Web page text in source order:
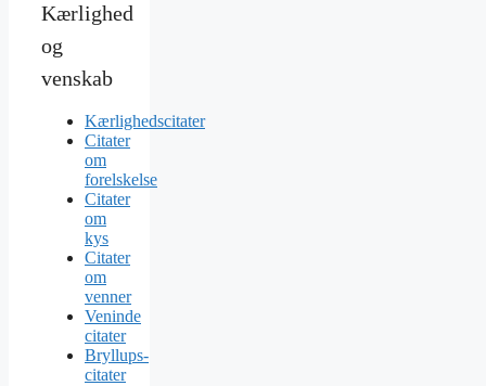
Kærlighed
og
venskab
Kærlighedscitater
Citater
om
forelskelse
Citater
om
kys
Citater
om
venner
Veninde
citater
Bryllups-
citater